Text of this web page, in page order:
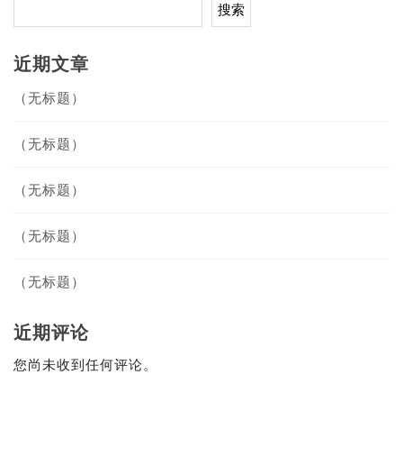
搜索
近期文章
（无标题）
（无标题）
（无标题）
（无标题）
（无标题）
近期评论
您尚未收到任何评论。